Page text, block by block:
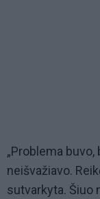
„Problema
neišvažiavo.
sutvarkyta. Šiuo